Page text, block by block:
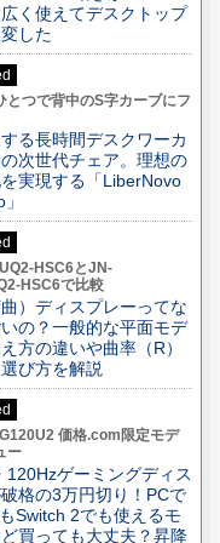
く使えてデスクトップ
した
とつで背中のS字カーブにフ
る長時間デスクワーカ
次世代チェア。理想の
実現する「LiberNovo
HSC6とJN-
HSC6で比較
）ディスプレーってな
の？一般的な平面モデ
方の違いや曲率（R）
び方を解説
価格.com限定モデ
ー
120Hzゲーミングディス
格の3万円切り！PCで
Switch 2でも使えるモ
買っても大丈夫？昇降